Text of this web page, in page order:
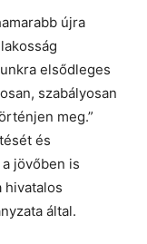
újra
elsődleges
szabályosan
meg.”
és
jövőben is
hivatalos
által.